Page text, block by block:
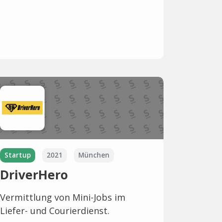
Startup 2021 München
DriverHero
Vermittlung von Mini-Jobs im
Liefer- und Courierdienst.